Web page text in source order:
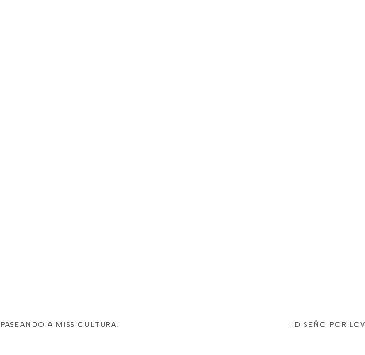
PASEANDO A MISS CULTURA DISEÑO POR